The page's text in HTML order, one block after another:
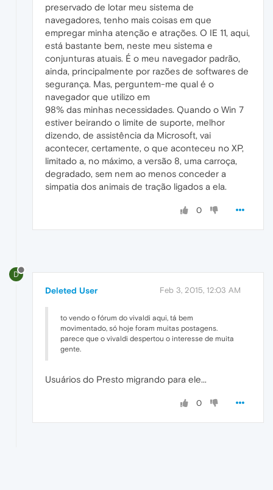
preservado de lotar meu sistema de
navegadores, tenho mais coisas em que
empregar minha atenção e atrações. O IE 11, aqui,
está bastante bem, neste meu sistema e
conjunturas atuais. É o meu navegador padrão,
ainda, principalmente por razões de softwares de
segurança. Mas, perguntem-me qual é o
navegador que utilizo em
98% das minhas necessidades. Quando o Win 7
estiver beirando o limite de suporte, melhor
dizendo, de assistência da Microsoft, vai
acontecer, certamente, o que aconteceu no XP,
limitado a, no máximo, a versão 8, uma carroça,
degradado, sem nem ao menos conceder a
simpatia dos animais de tração ligados a ela.
0
D
Deleted User Feb 3, 2015, 12:03 AM
to vendo o fórum do vivaldi aqui, tá bem
movimentado, só hoje foram muitas postagens.
parece que o vivaldi despertou o interesse de muita
gente.
Usuários do Presto migrando para ele...
0